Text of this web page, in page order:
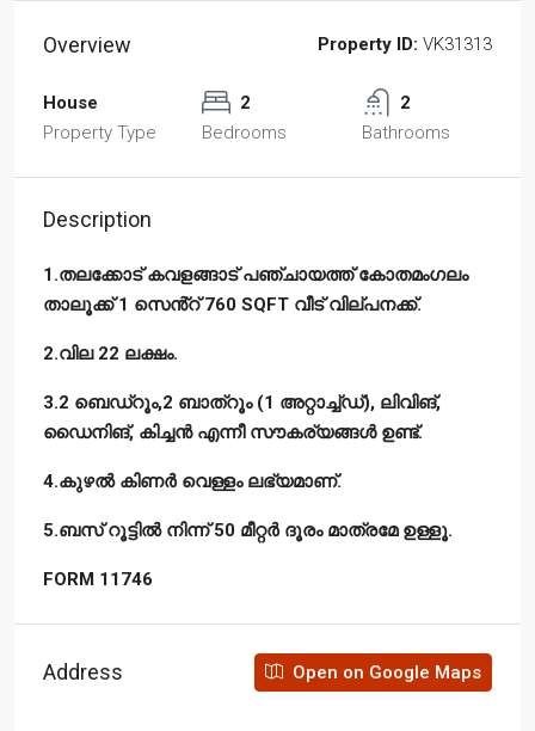
Overview Property ID: VK31313
House
Property Type
2
Bedrooms
2
Bathrooms
Description
1.തലക്കോട് കവളങ്ങാട് പഞ്ചായത്ത് കോതമംഗലം
താലൂക്ക് 1 സെൻ്റ് 760 SQFT വീട് വില്പനക്ക്.
2.വില 22 ലക്ഷം.
3.2 ബെഡ്റൂം,2 ബാത്റൂം (1 അറ്റാച്ച്ഡ്), ലിവിങ്,
ഡൈനിങ്, കിച്ചൻ എന്നീ സൗകര്യങ്ങൾ ഉണ്ട്.
4.കുഴൽ കിണർ വെള്ളം ലഭ്യമാണ്.
5.ബസ് റൂട്ടിൽ നിന്ന് 50 മീറ്റർ ദൂരം മാത്രമേ ഉള്ളൂ.
FORM 11746
Address Open on Google Maps